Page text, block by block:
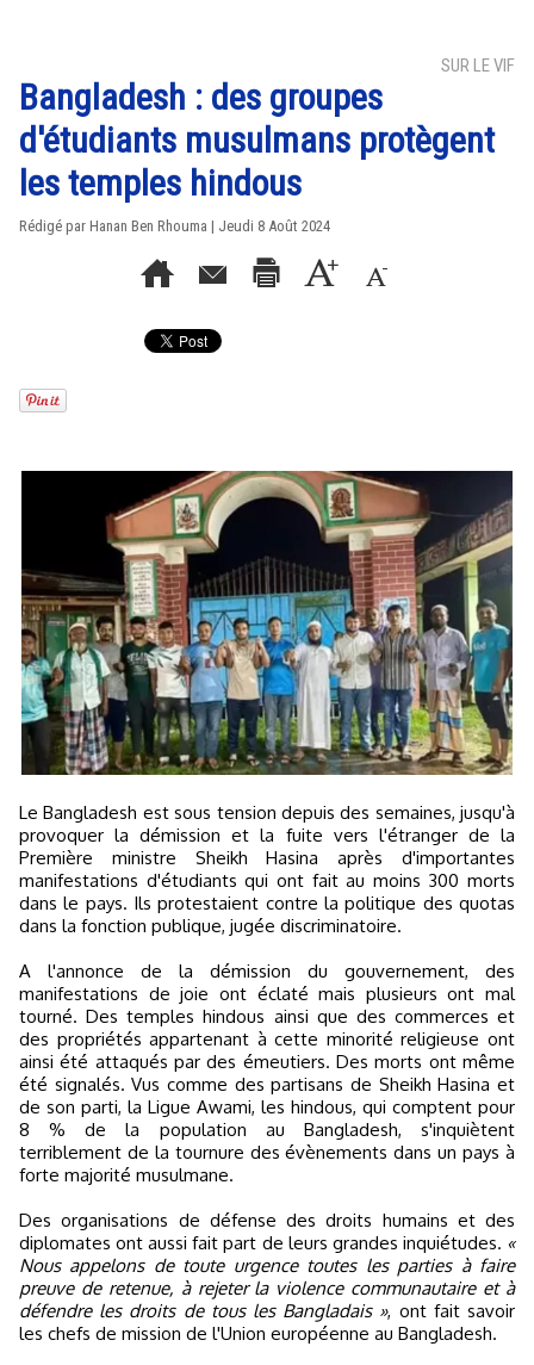
SUR LE VIF
Bangladesh : des groupes
d'étudiants musulmans protègent
les temples hindous
Rédigé par Hanan Ben Rhouma | Jeudi 8 Août 2024
Le Bangladesh est sous tension depuis des semaines, jusqu'à
provoquer la démission et la fuite vers l'étranger de la
Première ministre Sheikh Hasina après d'importantes
manifestations d'étudiants qui ont fait au moins 300 morts
dans le pays. Ils protestaient contre la politique des quotas
dans la fonction publique, jugée discriminatoire.
A l'annonce de la démission du gouvernement, des
manifestations de joie ont éclaté mais plusieurs ont mal
tourné. Des temples hindous ainsi que des commerces et
des propriétés appartenant à cette minorité religieuse ont
ainsi été attaqués par des émeutiers. Des morts ont même
été signalés. Vus comme des partisans de Sheikh Hasina et
de son parti, la Ligue Awami, les hindous, qui comptent pour
8 % de la population au Bangladesh, s'inquiètent
terriblement de la tournure des évènements dans un pays à
forte majorité musulmane.
Des organisations de défense des droits humains et des
diplomates ont aussi fait part de leurs grandes inquiétudes. «
Nous appelons de toute urgence toutes les parties à faire
preuve de retenue, à rejeter la violence communautaire et à
défendre les droits de tous les Bangladais », ont fait savoir
les chefs de mission de l'Union européenne au Bangladesh.